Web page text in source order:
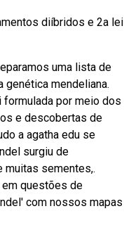
diíbridos e 2a lei
uma lista de
mendeliana.
por meio dos
e descobertas de
a agatha edu se
surgiu de
muitas sementes,.
em questões de
com nossos mapas